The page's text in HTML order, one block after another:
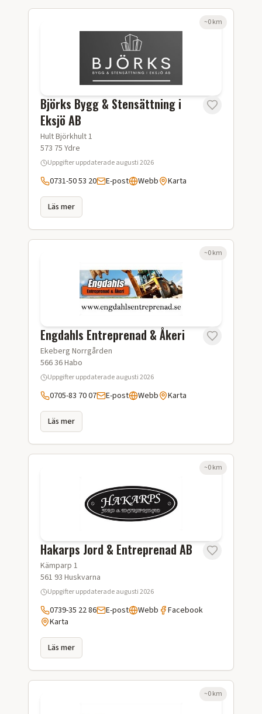
Björks Bygg & Stensättning i
Eksjö AB
Hult Björkhult 1
573 75 Ydre
Uppgifter uppdateradeaugusti 2026
0731-50 53 20 E-post Webb Karta
Läs mer
~0km
Engdahls Entreprenad & Åkeri
Ekeberg Norrgården
566 36Habo
Uppgifter uppdateradeaugusti 2026
0705-83 70 07 E-post Webb Karta
Läs mer
~0km
Hakarps Jord & Entreprenad AB
Kämparp 1
561 93 Huskvarna
Uppgifter uppdateradeaugusti 2026
0739-35 22 86 E-post Webb
Facebook
Karta
Läs mer
~0km
~0km